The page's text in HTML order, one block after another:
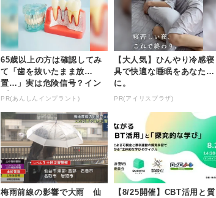
65歳以上の方は確認してみ
て「歯を抜いたまま放
置…」実は危険信号？イン
プラント始めませんか？
PR(あんしんインプラント)
【大人気】ひんやり冷感寝
具で快適な睡眠をあなた
に。
PR(アイリスプラザ)
梅雨前線の影響で大雨 仙
【8/25開催】CBT活用と質